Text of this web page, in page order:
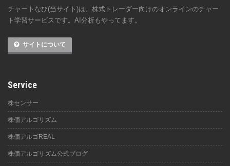
チャートなび(当サイト)は、株式トレーダー向けのオンラインのチャー
ト学習サービスです。AI分析もやってます。
サイトについて
Service
株センサー
株価アルゴリズム
株価アルゴREAL
株価アルゴリズム公式ブログ